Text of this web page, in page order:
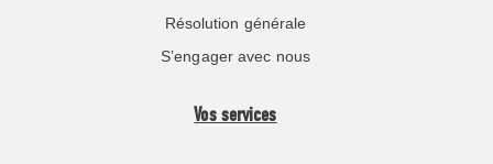
Résolution générale
S’engager avec nous
Vos services